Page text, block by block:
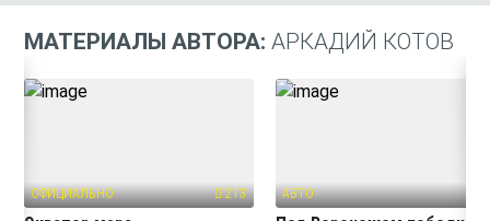
МАТЕРИАЛЫ АВТОРА:АРКАДИЙ КОТОВ
ОФИЦИАЛЬНО 213 АВТО